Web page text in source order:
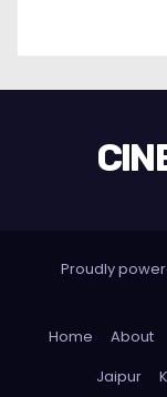
Proudly
Home About
Jaipur